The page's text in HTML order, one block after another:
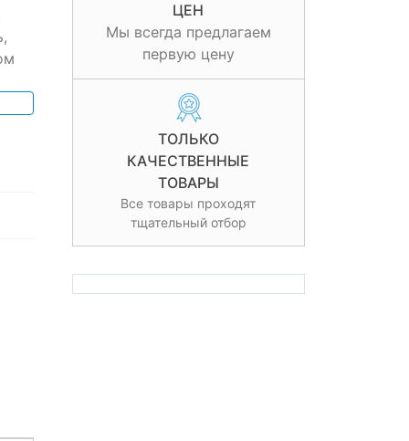
ЦЕН
Мы всегда предлагаем
первую цену
ТОЛЬКО
КАЧЕСТВЕННЫЕ
ТОВАРЫ
Все товары проходят
тщательный отбор